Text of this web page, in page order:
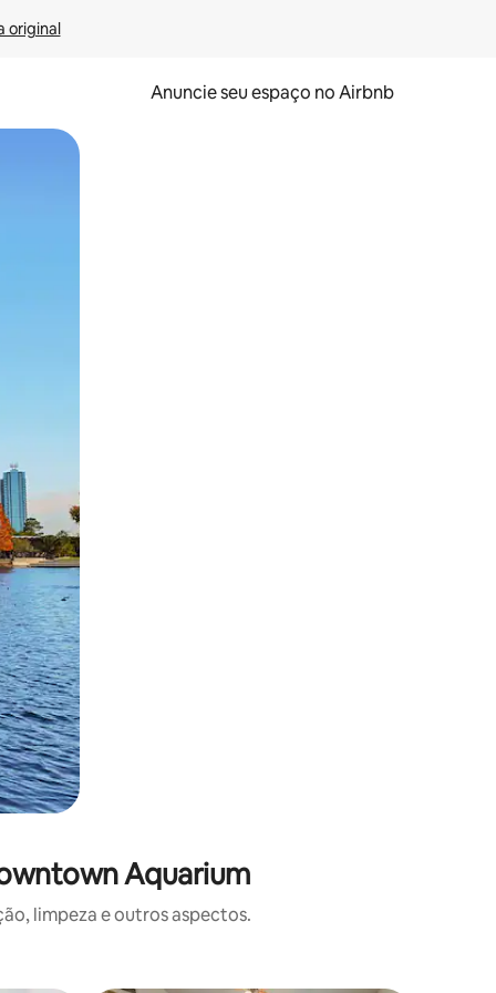
original
Anuncie seu espaço no Airbnb
o dedo na tela.
Aquarium
limpeza e outros aspectos.